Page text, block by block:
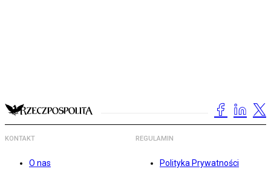
KONTAKT
O nas
REGULAMIN
Polityka Prywatności